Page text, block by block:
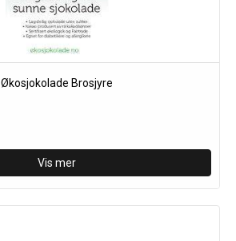
Økosjokolade Brosjyre
Vis mer